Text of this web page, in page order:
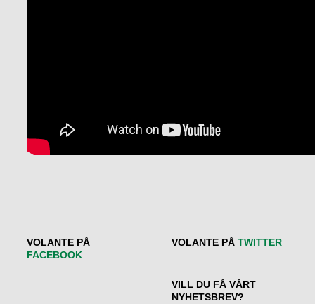
VOLANTE PÅ
FACEBOOK
VOLANTE PÅ TWITTER
VILL DU FÅ VÅRT
NYHETSBREV?